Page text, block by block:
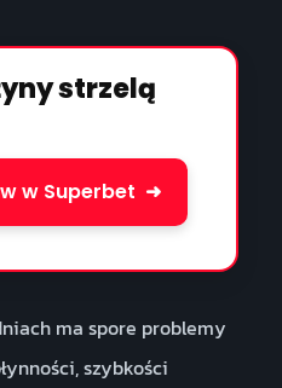
strzelą
w Superbet ➜
ma spore problemy
szybkości